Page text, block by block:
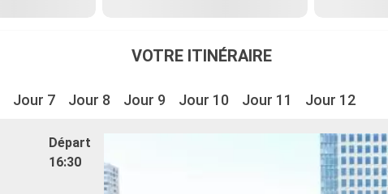
VOTRE ITINÉRAIRE
Jour 7 Jour 8 Jour 9 Jour 10 Jour 11 Jour 12
Départ
16:30